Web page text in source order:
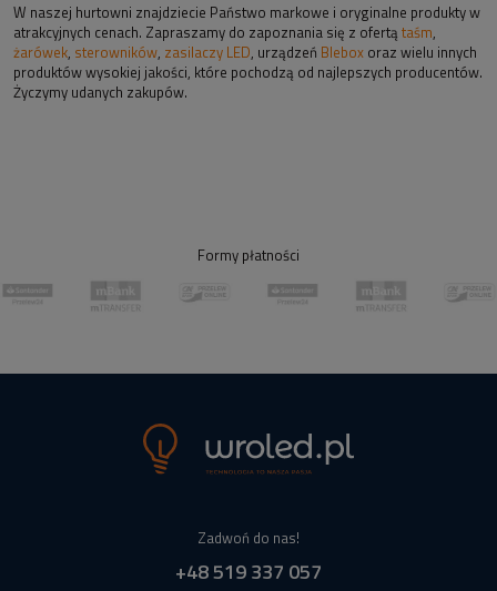
W naszej hurtowni znajdziecie Państwo markowe i oryginalne produkty w
atrakcyjnych cenach. Zapraszamy do zapoznania się z ofertą taśm,
żarówek, sterowników, zasilaczy LED, urządzeń Blebox oraz wielu innych
produktów wysokiej jakości, które pochodzą od najlepszych producentów.
Życzymy udanych zakupów.
Formy płatności
Zadwoń do nas!
+48 519 337 057